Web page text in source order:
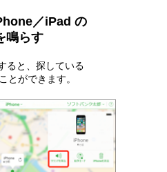
／iPad の
鳴らす
ると、探している
とができます。